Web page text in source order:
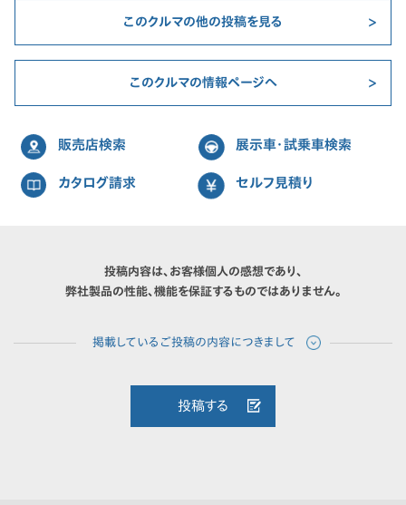
このクルマの他の投稿を見る
このクルマの情報ページへ
販売店検索 展示車・試乗車検索
カタログ請求 セルフ見積り
投稿内容は、お客様個人の感想であり、
弊社製品の性能、機能を保証するものではありません。
投稿する